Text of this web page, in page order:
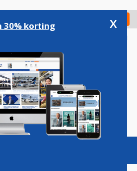
Check in
Podcasts Vacatures
30% korting x